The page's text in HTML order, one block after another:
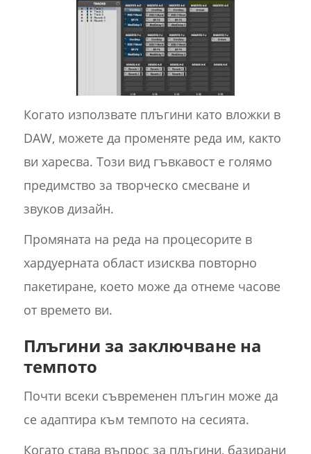
Когато използвате плъгини като вложки в
DAW, можете да променяте реда им, както
ви харесва. Този вид гъвкавост е голямо
предимство за творческо смесване и
звуков дизайн.
Промяната на реда на процесорите в
хардуерната област изисква повторно
пакетиране, което може да отнеме часове
от времето ви.
Плъгини за заключване на
темпото
Почти всеки съвременен плъгин може да
се адаптира към темпото на сесията.
Когато става въпрос за плъгини, базирани